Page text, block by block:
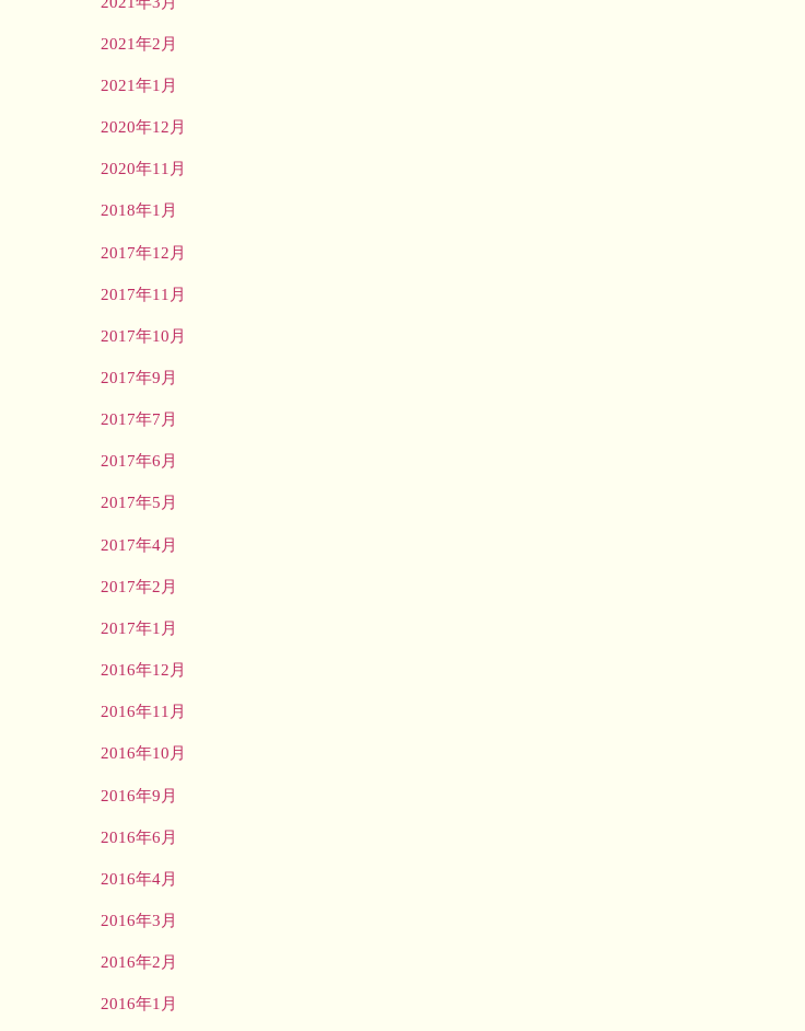
2021年2月
2021年1月
2020年12月
2020年11月
2018年1月
2017年12月
2017年11月
2017年10月
2017年9月
2017年7月
2017年6月
2017年5月
2017年4月
2017年2月
2017年1月
2016年12月
2016年11月
2016年10月
2016年9月
2016年6月
2016年4月
2016年3月
2016年2月
2016年1月